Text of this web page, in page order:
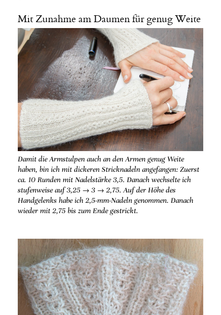
Mit Zunahme am Daumen für genug Weite
Damit die Armstulpen auch an den Armen genug Weite
haben, bin ich mit dickeren Stricknadeln angefangen: Zuerst
ca. 10 Runden mit Nadelstärke 3,5. Danach wechselte ich
stufenweise auf 3,25 → 3 → 2,75. Auf der Höhe des
Handgelenks habe ich 2,5-mm-Nadeln genommen. Danach
wieder mit 2,75 bis zum Ende gestrickt.